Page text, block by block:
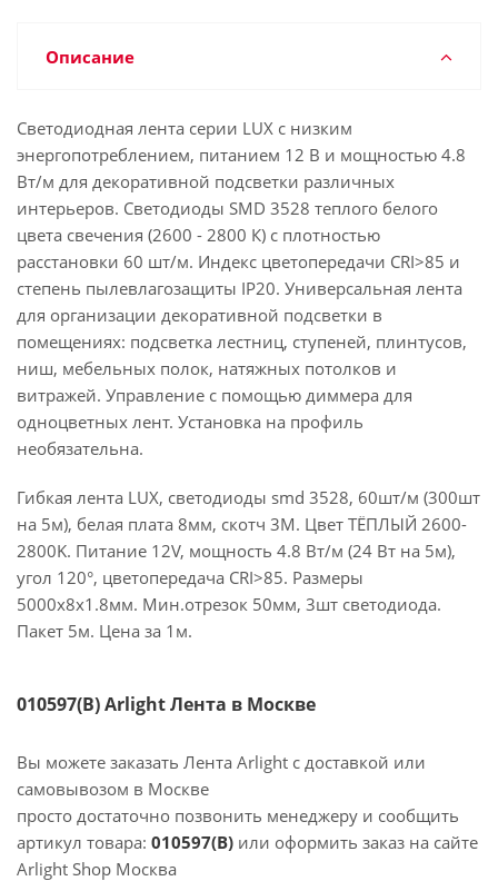
Описание
Светодиодная лента серии LUX с низким
энергопотреблением, питанием 12 В и мощностью 4.8
Вт/м для декоративной подсветки различных
интерьеров. Светодиоды SMD 3528 теплого белого
цвета свечения (2600 - 2800 К) с плотностью
расстановки 60 шт/м. Индекс цветопередачи CRI>85 и
степень пылевлагозащиты IP20. Универсальная лента
для организации декоративной подсветки в
помещениях: подсветка лестниц, ступеней, плинтусов,
ниш, мебельных полок, натяжных потолков и
витражей. Управление с помощью диммера для
одноцветных лент. Установка на профиль
необязательна.
Гибкая лента LUX, светодиоды smd 3528, 60шт/м (300шт
на 5м), белая плата 8мм, скотч 3М. Цвет ТЁПЛЫЙ 2600-
2800K. Питание 12V, мощность 4.8 Вт/м (24 Вт на 5м),
угол 120°, цветопередача CRI>85. Размеры
5000х8x1.8мм. Мин.отрезок 50мм, 3шт светодиода.
Пакет 5м. Цена за 1м.
010597(B) Arlight Лента в Москве
Вы можете заказать Лента Arlight с доставкой или
самовывозом в Москве
просто достаточно позвонить менеджеру и сообщить
артикул товара: 010597(B) или оформить заказ на сайте
Arlight Shop Москва